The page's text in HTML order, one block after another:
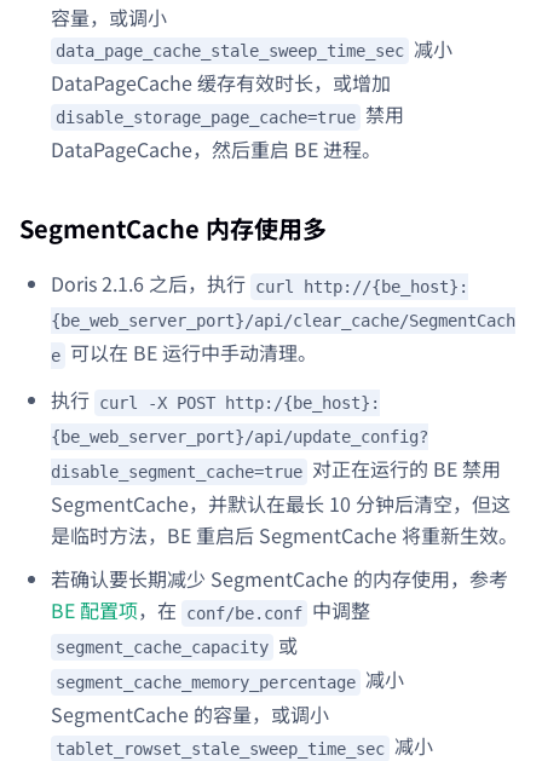
容量，或调小
data_page_cache_stale_sweep_time_sec 减小
DataPageCache 缓存有效时长，或增加
disable_storage_page_cache=true 禁用
DataPageCache，然后重启 BE 进程。
SegmentCache 内存使用多
Doris 2.1.6 之后，执行 curl http://{be_host}:
{be_web_server_port}/api/clear_cache/SegmentCach
e 可以在 BE 运行中手动清理。
执行 curl -X POST http:/{be_host}:
{be_web_server_port}/api/update_config?
disable_segment_cache=true 对正在运行的 BE 禁用
SegmentCache，并默认在最长 10 分钟后清空，但这
是临时方法，BE 重启后 SegmentCache 将重新生效。
若确认要长期减少 SegmentCache 的内存使用，参考
BE 配置项，在 conf/be.conf 中调整
segment_cache_capacity 或
segment_cache_memory_percentage 减小
SegmentCache 的容量，或调小
tablet_rowset_stale_sweep_time_sec 减小